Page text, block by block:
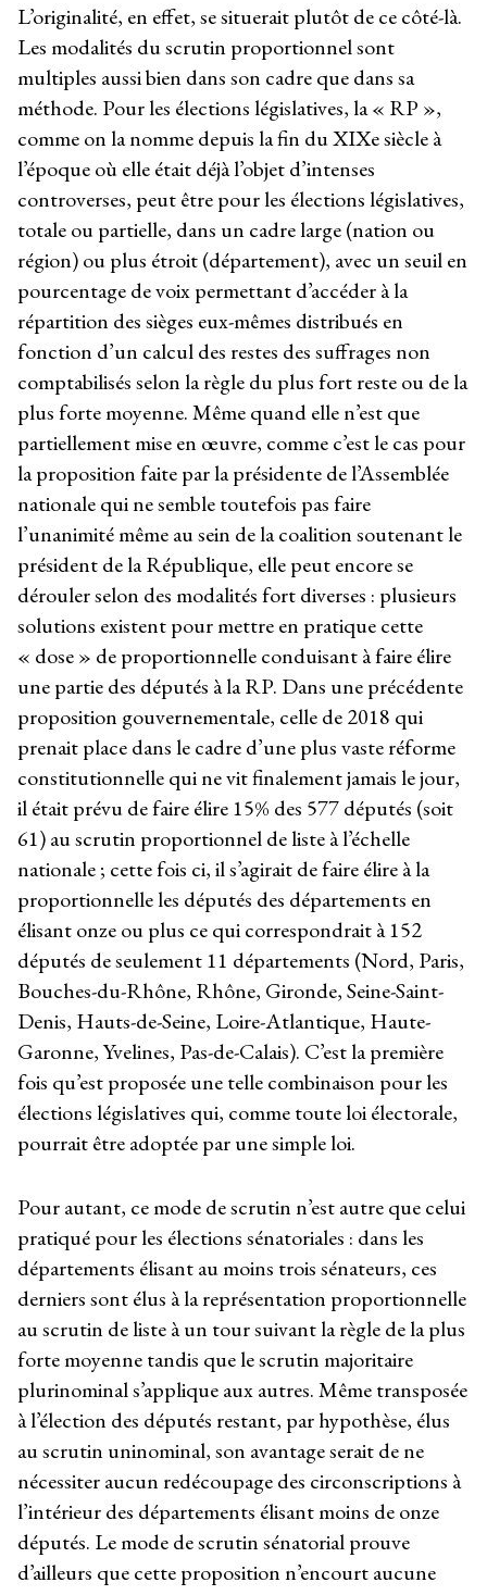
L’originalité, en effet, se situerait plutôt de ce côté-là.
Les modalités du scrutin proportionnel sont
multiples aussi bien dans son cadre que dans sa
méthode. Pour les élections législatives, la « RP »,
comme on la nomme depuis la fin du XIXesiècle à
l’époque où elle était déjà l’objet d’intenses
controverses, peut être pour les élections législatives,
totale ou partielle, dans un cadre large (nation ou
région) ou plus étroit (département), avec un seuil en
pourcentage de voix permettant d’accéder à la
répartition des sièges eux-mêmes distribués en
fonction d’un calcul des restes des suffrages non
comptabilisés selon la règle du plus fort reste ou de la
plus forte moyenne. Même quand elle n’est que
partiellement mise en œuvre, comme c’est le cas pour
la proposition faite par la présidente de l’Assemblée
nationale qui ne semble toutefois pas faire
l’unanimité même au sein de la coalition soutenant le
président de la République, elle peut encore se
dérouler selon des modalités fort diverses : plusieurs
solutions existent pour mettre en pratique cette
« dose » de proportionnelle conduisant à faire élire
une partie des députés à la RP. Dans une précédente
proposition gouvernementale, celle de 2018 qui
prenait place dans le cadre d’une plus vaste réforme
constitutionnelle qui ne vit finalement jamais le jour,
il était prévu de faire élire 15% des 577 députés (soit
61) au scrutin proportionnel de liste à l’échelle
nationale ; cette fois ci, il s’agirait de faire élire à la
proportionnelle les députés des départements en
élisant onze ou plus ce qui correspondrait à 152
députés de seulement 11 départements (Nord, Paris,
Bouches-du-Rhône, Rhône, Gironde, Seine-Saint-
Denis, Hauts-de-Seine, Loire-Atlantique, Haute-
Garonne, Yvelines, Pas-de-Calais). C’est la première
fois qu’est proposée une telle combinaison pour les
élections législatives qui, comme toute loi électorale,
pourrait être adoptée par une simple loi.
Pour autant, ce mode de scrutin n’est autre que celui
pratiqué pour les élections sénatoriales : dans les
départements élisant au moins trois sénateurs, ces
derniers sont élus à la représentation proportionnelle
au scrutin de liste à un tour suivant la règle de la plus
forte moyenne tandis que le scrutin majoritaire
plurinominal s’applique aux autres. Même transposée
à l’élection des députés restant, par hypothèse, élus
au scrutin uninominal, son avantage serait de ne
nécessiter aucun redécoupage des circonscriptions à
l’intérieur des départements élisant moins de onze
députés. Le mode de scrutin sénatorial prouve
d’ailleurs que cette proposition n’encourt aucune